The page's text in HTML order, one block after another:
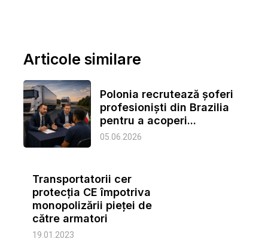
Articole similare
Polonia recrutează șoferi
profesioniști din Brazilia
pentru a acoperi...
05.06.2026
Transportatorii cer
protecția CE împotriva
monopolizării pieței de
către armatori
19.01.2023